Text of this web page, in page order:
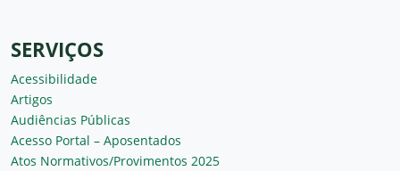
SERVIÇOS
Acessibilidade
Artigos
Audiências Públicas
Acesso Portal – Aposentados
Atos Normativos/Provimentos 2025